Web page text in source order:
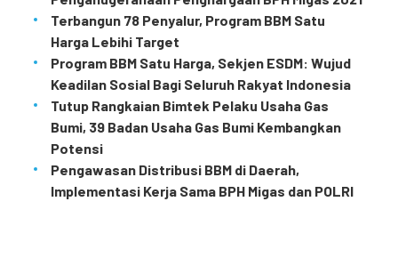
Terbangun 78 Penyalur, Program BBM Satu
Harga Lebihi Target
Program BBM Satu Harga, Sekjen ESDM: Wujud
Keadilan Sosial Bagi Seluruh Rakyat Indonesia
Tutup Rangkaian Bimtek Pelaku Usaha Gas
Bumi, 39 Badan Usaha Gas Bumi Kembangkan
Potensi
Pengawasan Distribusi BBM di Daerah,
Implementasi Kerja Sama BPH Migas dan POLRI